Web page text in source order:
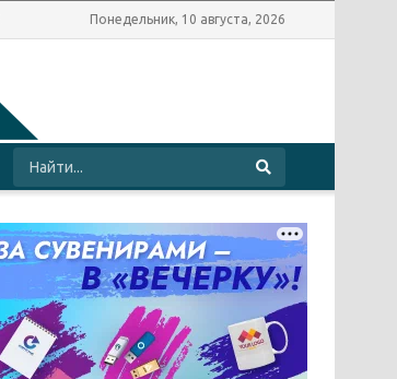
Понедельник, 10 августа, 2026